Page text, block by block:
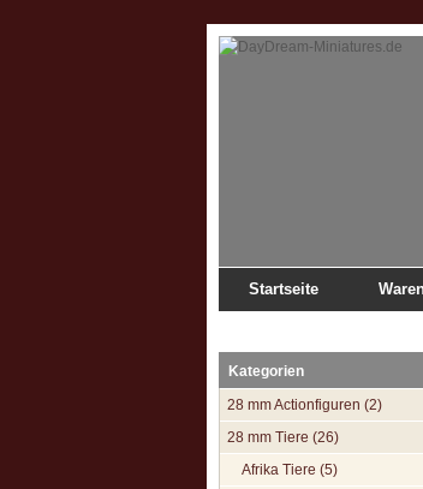
Startseite
Kategorien
28 mm Actionfiguren (2)
28 mm Tiere (26)
Afrika Tiere (5)